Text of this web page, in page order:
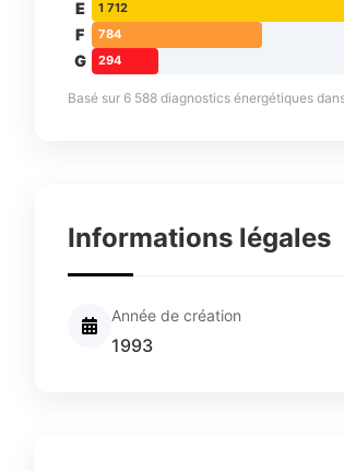
E 1 712
F 784
G 294
Basé sur 6 588 diagnostics énergétiques
Informations légales
Année de création
1993